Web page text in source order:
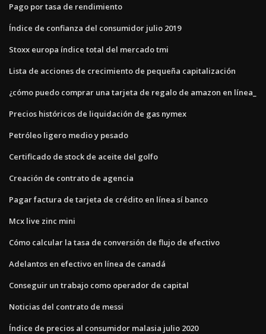
Pago por tasa de rendimiento
Índice de confianza del consumidor julio 2019
Stoxx europa índice total del mercado tmi
Lista de acciones de crecimiento de pequeña capitalización
¿cómo puedo comprar una tarjeta de regalo de amazon en línea_
Precios históricos de liquidación de gas nymex
Petróleo ligero medio y pesado
Certificado de stock de aceite del golfo
Creación de contrato de agencia
Pagar factura de tarjeta de crédito en línea sí banco
Mcx live zinc mini
Cómo calcular la tasa de conversión de flujo de efectivo
Adelantos en efectivo en línea de canadá
Conseguir un trabajo como operador de capital
Noticias del contrato de messi
Índice de precios al consumidor malasia julio 2020